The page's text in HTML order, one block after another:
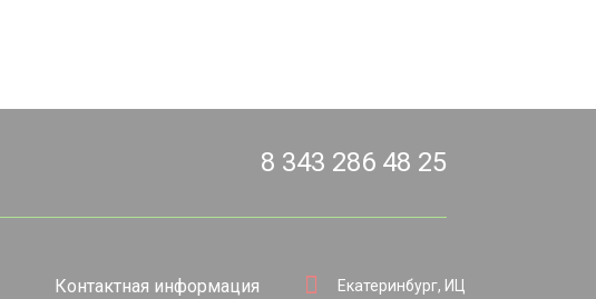
8 343 286 48 25
Контактная информация
Екатеринбург, ИЦ